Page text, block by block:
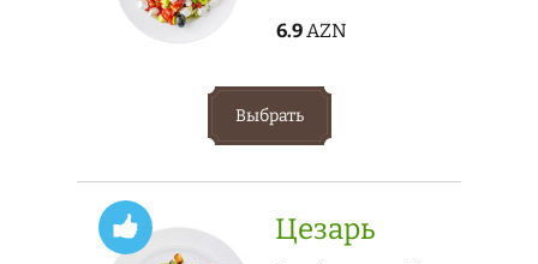
6.9 AZN
Выбрать
Цезарь